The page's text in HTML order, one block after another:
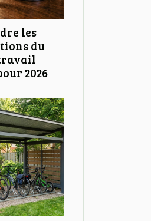
les
du
2026